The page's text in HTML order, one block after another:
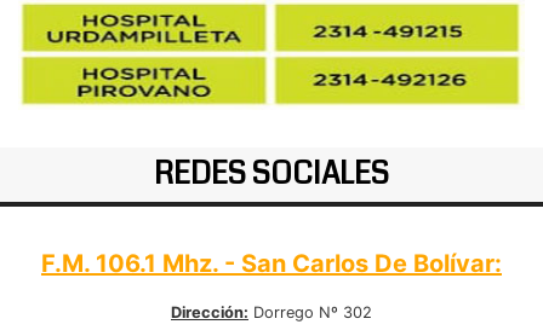
REDES SOCIALES
F.M. 106.1 Mhz. - San Carlos De Bolívar:
Dirección: Dorrego Nº 302